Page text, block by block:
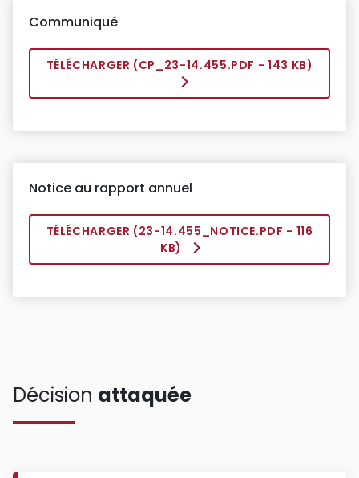
Communiqué
TÉLÉCHARGER (CP_23-14.455.PDF - 143 KB)
Notice au rapport annuel
TÉLÉCHARGER (23-14.455_NOTICE.PDF - 116
KB)
Décision attaquée